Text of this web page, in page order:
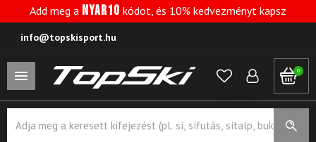
Add meg a NYAR10 kódot, és 10% kedvezményt kapsz
info@topskisport.hu
0
search